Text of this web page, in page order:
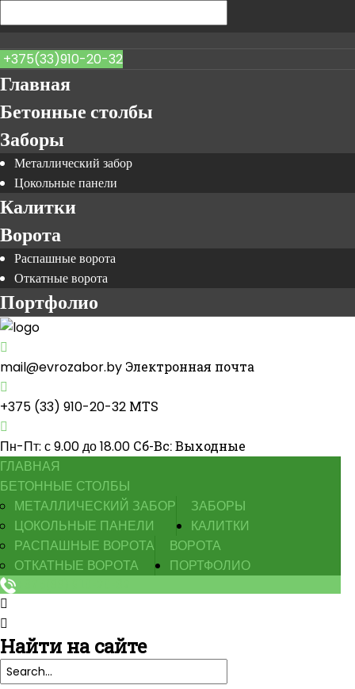
+375(33)910-20-32
Главная
Бетонные столбы
Заборы
Металлический забор
Цокольные панели
Калитки
Ворота
Распашные ворота
Откатные ворота
Портфолио
mail@evrozabor.by Электронная почта
+375 (33) 910-20-32 MTS
Пн-Пт: с 9.00 до 18.00 Сб-Вс: Выходные
ГЛАВНАЯ
БЕТОННЫЕ СТОЛБЫ
ЗАБОРЫ
МЕТАЛЛИЧЕСКИЙ ЗАБОР
ЦОКОЛЬНЫЕ ПАНЕЛИ
КАЛИТКИ
ВОРОТА
РАСПАШНЫЕ ВОРОТА
ОТКАТНЫЕ ВОРОТА
ПОРТФОЛИО
Найти на сайте